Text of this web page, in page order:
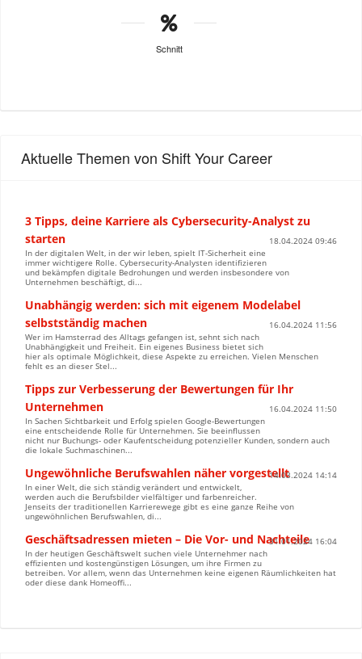
Schnitt
Aktuelle Themen von Shift Your Career
3 Tipps, deine Karriere als Cybersecurity-Analyst zu
starten
18.04.2024 09:46
In der digitalen Welt, in der wir leben, spielt IT-Sicherheit eine
immer wichtigere Rolle. Cybersecurity-Analysten identifizieren
und bekämpfen digitale Bedrohungen und werden insbesondere von
Unternehmen beschäftigt, di...
Unabhängig werden: sich mit eigenem Modelabel
selbstständig machen
16.04.2024 11:56
Wer im Hamsterrad des Alltags gefangen ist, sehnt sich nach
Unabhängigkeit und Freiheit. Ein eigenes Business bietet sich
hier als optimale Möglichkeit, diese Aspekte zu erreichen. Vielen Menschen
fehlt es an dieser Stel...
Tipps zur Verbesserung der Bewertungen für Ihr
Unternehmen
16.04.2024 11:50
In Sachen Sichtbarkeit und Erfolg spielen Google-Bewertungen
eine entscheidende Rolle für Unternehmen. Sie beeinflussen
nicht nur Buchungs- oder Kaufentscheidung potenzieller Kunden, sondern auch
die lokale Suchmaschinen...
Ungewöhnliche Berufswahlen näher vorgestellt14.03.2024 14:14
In einer Welt, die sich ständig verändert und entwickelt,
werden auch die Berufsbilder vielfältiger und farbenreicher.
Jenseits der traditionellen Karrierewege gibt es eine ganze Reihe von
ungewöhnlichen Berufswahlen, di...
Geschäftsadressen mieten – Die Vor- und Nachteile
31.01.2024 16:04
In der heutigen Geschäftswelt suchen viele Unternehmer nach
effizienten und kostengünstigen Lösungen, um ihre Firmen zu
betreiben. Vor allem, wenn das Unternehmen keine eigenen Räumlichkeiten hat
oder diese dank Homeoffi...